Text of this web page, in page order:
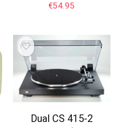
€54.95
Dual CS 415-2